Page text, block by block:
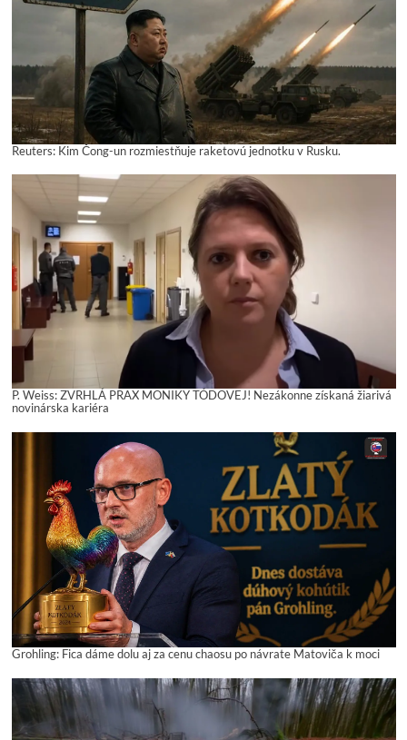
Reuters: Kim Čong-un rozmiestňuje raketovú jednotku v Rusku.
P. Weiss: ZVRHLÁ PRAX MONIKY TÓDOVEJ! Nezákonne získaná žiarivá
novinárska kariéra
Grohling: Fica dáme dolu aj za cenu chaosu po návrate Matoviča k moci